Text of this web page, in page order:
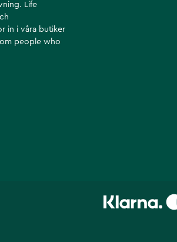
Life
in i våra butiker
people who